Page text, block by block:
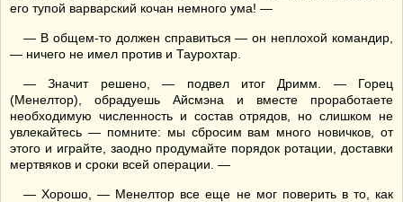
его тупой варварский кочан немного ума! —
— В общем-то должен справиться — он неплохой командир,
— ничего не имел против и Таурохтар.
— Значит решено, — подвел итог Дримм. — Горец
(Менелтор), обрадуешь Айсмэна и вместе проработаете
необходимую численность и состав отрядов, но слишком не
увлекайтесь — помните: мы сбросим вам много новичков, от
этого и играйте, заодно продумайте порядок ротации, доставки
мертвяков и сроки всей операции. —
— Хорошо, — Менелтор все еще не мог поверить в то, как